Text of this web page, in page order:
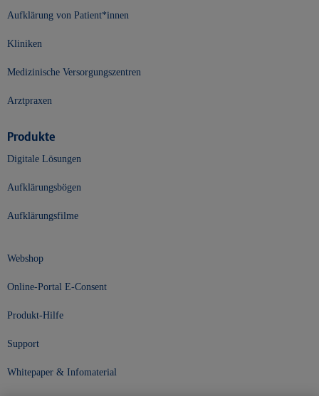
Aufklärung von Patient*innen
Kliniken
Medizinische Versorgungszentren
Arztpraxen
Produkte
Digitale Lösungen
Aufklärungsbögen
Aufklärungsfilme
Webshop
Online-Portal E-Consent
Produkt-Hilfe
Support
Whitepaper & Infomaterial